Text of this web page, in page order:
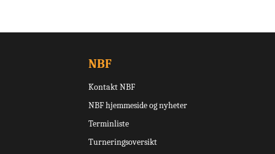
NBF
Kontakt NBF
NBF hjemmeside og nyheter
Terminliste
Turneringsoversikt